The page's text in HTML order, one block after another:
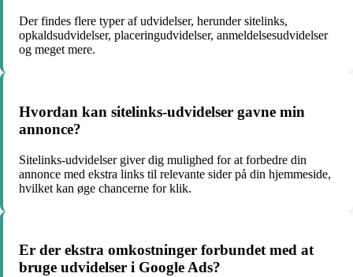
Der findes flere typer af udvidelser, herunder sitelinks,
opkaldsudvidelser, placeringudvidelser, anmeldelsesudvidelser
og meget mere.
Hvordan kan sitelinks-udvidelser gavne min
annonce?
Sitelinks-udvidelser giver dig mulighed for at forbedre din
annonce med ekstra links til relevante sider på din hjemmeside,
hvilket kan øge chancerne for klik.
Er der ekstra omkostninger forbundet med at
bruge udvidelser i Google Ads?